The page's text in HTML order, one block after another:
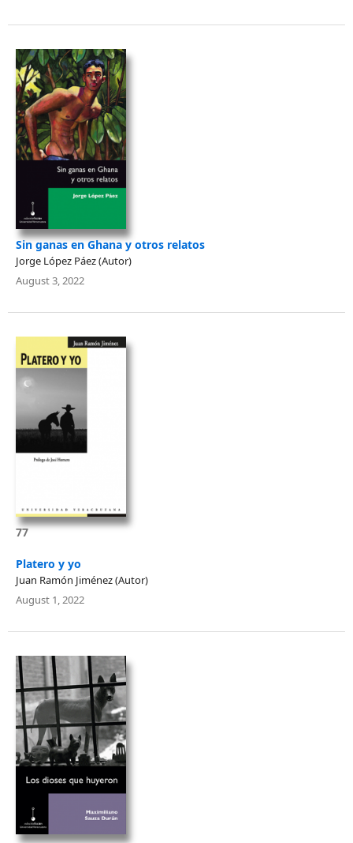
Sin ganas en Ghana y otros relatos
Jorge López Páez (Autor)
August 3, 2022
77
Platero y yo
Juan Ramón Jiménez (Autor)
August 1, 2022